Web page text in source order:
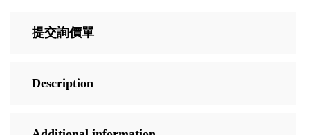
提交詢價單
Description